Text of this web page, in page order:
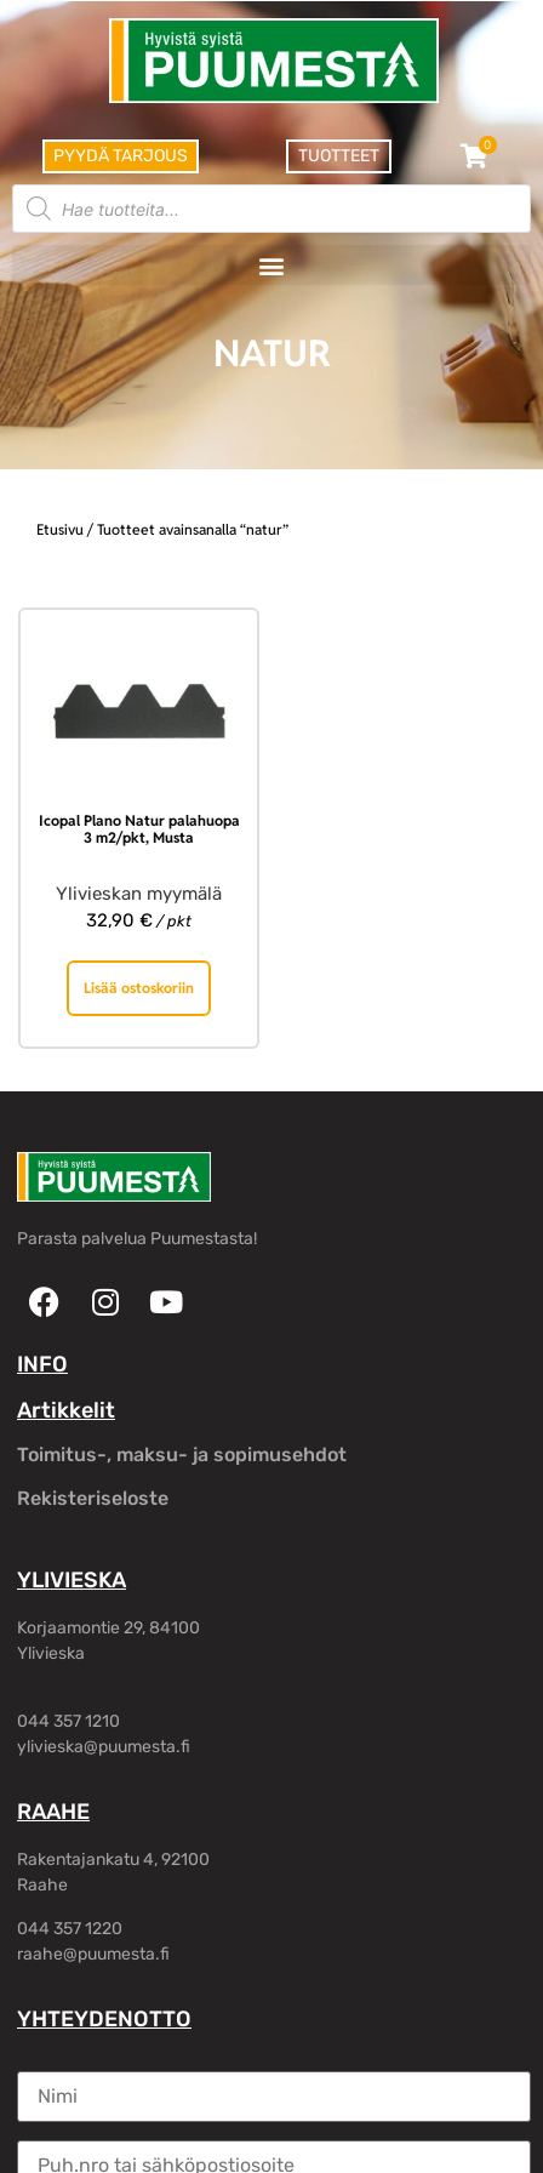
PYYDÄ TARJOUS TUOTTEET
0
NATUR
Etusivu / Tuotteet avainsanalla “natur”
Icopal Plano Natur palahuopa
3 m2/pkt, Musta
Ylivieskan myymälä
32,90 € / pkt
Lisää ostoskoriin
Parasta palvelua Puumestasta!
INFO
Artikkelit
Toimitus-, maksu- ja sopimusehdot
Rekisteriseloste
YLIVIESKA
Korjaamontie 29, 84100
Ylivieska
044 357 1210
ylivieska@puumesta.fi
RAAHE
Rakentajankatu 4, 92100
Raahe
044 357 1220
raahe@puumesta.fi
YHTEYDENOTTO